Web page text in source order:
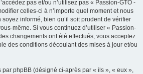
pas et/ou n’utilisez pas « Passion-GTO -
celles-ci à n’importe quel moment et nous
informé, bien qu’il soit prudent de vérifier
même. Si vous continuez d’utiliser « Passion-
changements ont été effectués, vous acceptez
des conditions découlant des mises à jour et/ou
par phpBB (désigné ci-après par « ils », « eux »,